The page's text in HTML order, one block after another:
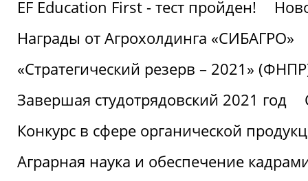
EF Education First - тест пройден!
Награды от Агрохолдинга «СИБАГРО»
«Стратегический резерв – 2021»
Завершая студотрядовский 2021 год
Конкурс в сфере органической
Аграрная наука и обеспечение